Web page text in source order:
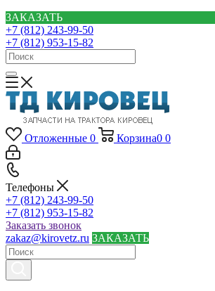
ЗАКАЗАТЬ
+7 (812) 243-99-50
+7 (812) 953-15-82
Отложенные 0 Корзина0 0
Телефоны
+7 (812) 243-99-50
+7 (812) 953-15-82
Заказать звонок
zakaz@kirovetz.ru ЗАКАЗАТЬ